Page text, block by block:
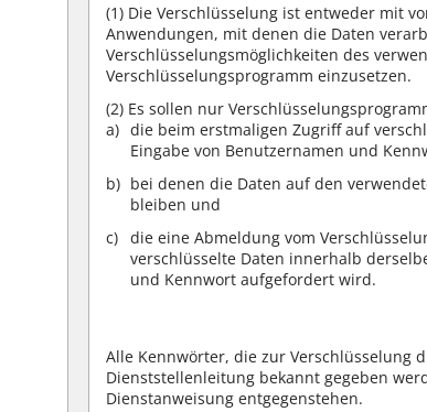
(1) Die Verschlüsselung ist entweder mit
Anwendungen, mit denen die Daten
Verschlüsselungsmöglichkeiten des
Verschlüsselungsprogramm einzusetzen.
(2) Es sollen nur
die beim erstmaligen Zugriff auf
Eingabe von Benutzernamen und
bei denen die Daten auf den
bleiben und
die eine Abmeldung vom
verschlüsselte Daten innerhalb
und Kennwort aufgefordert wird.
Alle Kennwörter, die zur Verschlüsselung
Dienststellenleitung bekannt gegeben
Dienstanweisung entgegenstehen.